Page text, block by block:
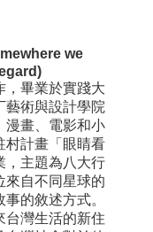
we
，畢業於實踐大
藝術與設計學院
漫畫、電影和小
村計畫「眼睛看
，主題為八大行
來自不同星球的
的敘述方式。
台灣生活的新住